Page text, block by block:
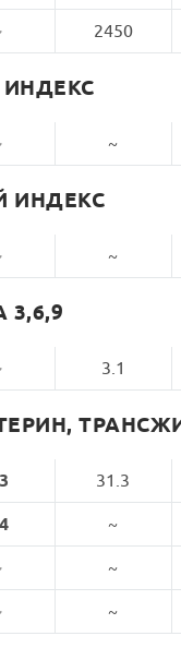
2450
ИНДЕКС
~
ИНДЕКС
~
3,6,9
3.1
31.3
~
~
~